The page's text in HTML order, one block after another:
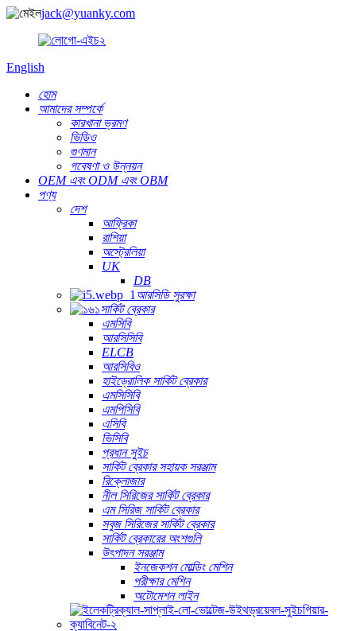
jack@yuanky.com
English
হোম
আমাদের সম্পর্কে
কারখানা ভ্রমণ
ভিডিও
গুণমান
গবেষণা ও উন্নয়ন
OEM এবং ODM এবং OBM
পণ্য
দেশ
আফ্রিকা
রাশিয়া
অস্ট্রেলিয়া
UK
DB
আরসিডি সুরক্ষা
সার্কিট ব্রেকার
এমসিবি
আরসিসিবি
ELCB
আরসিবিও
হাইড্রোলিক সার্কিট ব্রেকার
এমসিসিবি
এমপিসিবি
এসিবি
ভিসিবি
প্রধান সুইচ
সার্কিট ব্রেকার সহায়ক সরঞ্জাম
রিক্লোজার
নীল সিরিজের সার্কিট ব্রেকার
এম সিরিজ সার্কিট ব্রেকার
সবুজ সিরিজের সার্কিট ব্রেকার
সার্কিট ব্রেকারের অংশগুলি
উৎপাদন সরঞ্জাম
ইনজেকশন মোল্ডিং মেশিন
পরীক্ষার মেশিন
অটোমেশন লাইন